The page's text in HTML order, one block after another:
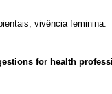
vivência feminina.
for health